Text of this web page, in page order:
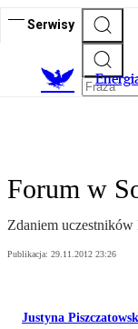
Serwisy
E
Forum w
Zdaniem
Publikacja: 29.11.2012 23:26
Justyna